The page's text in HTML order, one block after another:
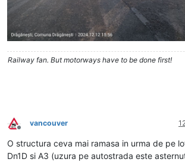
Railway fan. But motorways have to be done first!
Deconectat
vancouver
O structura ceva mai ramasa in urma de pe
Dn1D si A3 (uzura pe autostrada este